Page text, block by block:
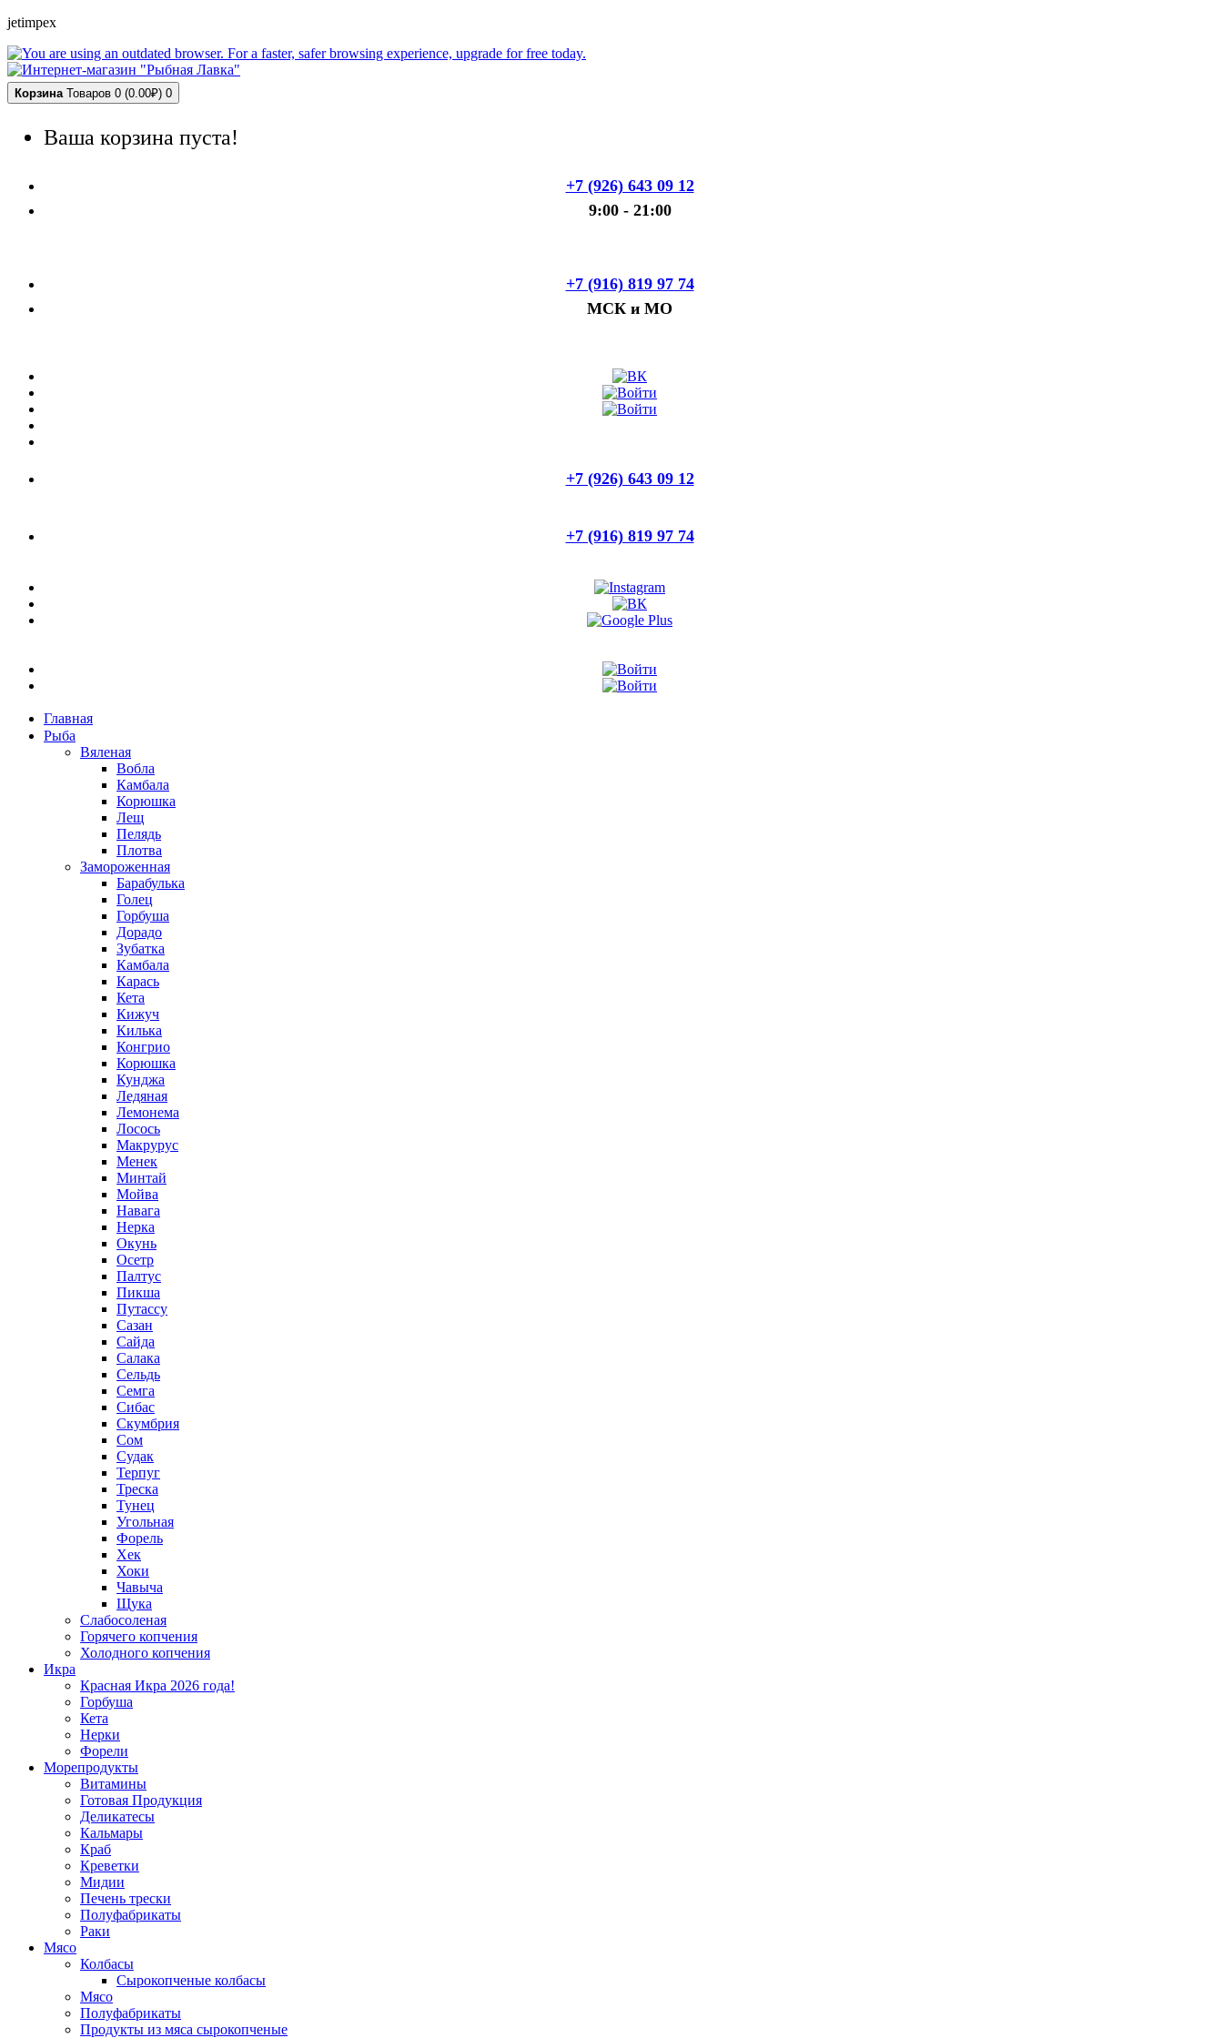
jetimpex
Корзина Товаров 0 (0.00₽) 0
Ваша корзина пуста!
+7 (926) 643 09 12
9:00 - 21:00
+7 (916) 819 97 74
МСК и МО
+7 (926) 643 09 12
+7 (916) 819 97 74
Главная
Рыба
Вяленая
Вобла
Камбала
Корюшка
Лещ
Пелядь
Плотва
Замороженная
Барабулька
Голец
Горбуша
Дорадо
Зубатка
Камбала
Карась
Кета
Кижуч
Килька
Конгрио
Корюшка
Кунджа
Ледяная
Лемонема
Лосось
Макрурус
Менек
Минтай
Мойва
Навага
Нерка
Окунь
Осетр
Палтус
Пикша
Путассу
Сазан
Сайда
Салака
Сельдь
Семга
Сибас
Скумбрия
Сом
Судак
Терпуг
Треска
Тунец
Угольная
Форель
Хек
Хоки
Чавыча
Щука
Слабосоленая
Горячего копчения
Холодного копчения
Икра
Красная Икра 2026 года!
Горбуша
Кета
Нерки
Форели
Морепродукты
Витамины
Готовая Продукция
Деликатесы
Кальмары
Краб
Креветки
Мидии
Печень трески
Полуфабрикаты
Раки
Мясо
Колбасы
Сырокопченые колбасы
Мясо
Полуфабрикаты
Продукты из мяса сырокопченые